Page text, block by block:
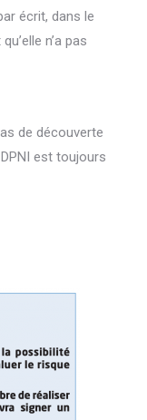
écrit, dans le
n’a pas
de découverte
est toujours